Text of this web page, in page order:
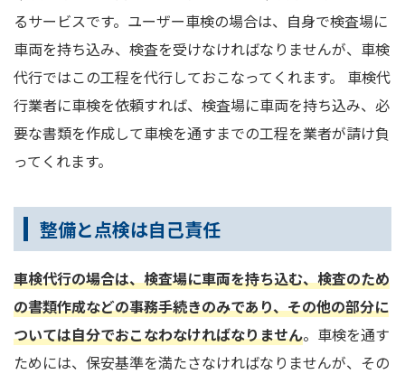
るサービスです。ユーザー車検の場合は、自身で検査場に
車両を持ち込み、検査を受けなければなりませんが、車検
代行ではこの工程を代行しておこなってくれます。 車検代
行業者に車検を依頼すれば、検査場に車両を持ち込み、必
要な書類を作成して車検を通すまでの工程を業者が請け負
ってくれます。
整備と点検は自己責任
車検代行の場合は、検査場に車両を持ち込む、検査のため
の書類作成などの事務手続きのみであり、その他の部分に
ついては自分でおこなわなければなりません。車検を通す
ためには、保安基準を満たさなければなりませんが、その